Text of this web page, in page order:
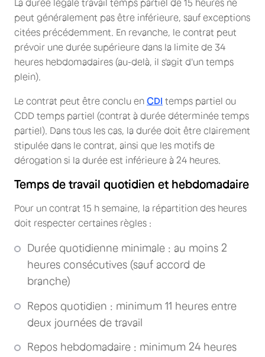
La durée légale travail temps partiel de 15 heures ne
peut généralement pas être inférieure, sauf exceptions
citées précédemment. En revanche, le contrat peut
prévoir une durée supérieure dans la limite de 34
heures hebdomadaires (au-delà, il s'agit d'un temps
plein).
Le contrat peut être conclu en CDI temps partiel ou
CDD temps partiel (contrat à durée déterminée temps
partiel). Dans tous les cas, la durée doit être clairement
stipulée dans le contrat, ainsi que les motifs de
dérogation si la durée est inférieure à 24 heures.
Temps de travail quotidien et hebdomadaire
Pour un contrat 15 h semaine, la répartition des heures
doit respecter certaines règles :
Durée quotidienne minimale : au moins 2
heures consécutives (sauf accord de
branche)
Repos quotidien : minimum 11 heures entre
deux journées de travail
Repos hebdomadaire : minimum 24 heures